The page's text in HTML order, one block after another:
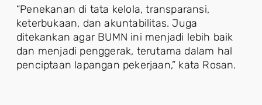
“Penekanan di tata kelola, transparansi,
keterbukaan, dan akuntabilitas. Juga
ditekankan agar BUMN ini menjadi lebih baik
dan menjadi penggerak, terutama dalam hal
penciptaan lapangan pekerjaan,” kata Rosan.